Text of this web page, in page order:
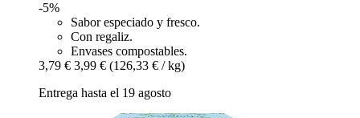
-5%
Sabor especiado y fresco.
Con regaliz.
Envases compostables.
3,79 € 3,99 € (126,33 € / kg)
Entrega hasta el 19 agosto